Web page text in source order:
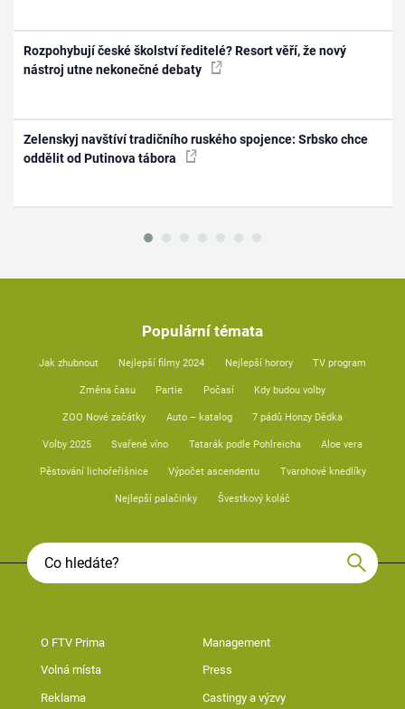
Rozpohybují české školství ředitelé? Resort věří, že nový
nástroj utne nekonečné debaty
Zelenskyj navštíví tradičního ruského spojence: Srbsko chce
oddělit od Putinova tábora
Populární témata
Jak zhubnout Nejlepší filmy 2024 Nejlepší horory TV program
Změna času Partie Počasí Kdy budou volby
ZOO Nové začátky Auto – katalog 7 pádů Honzy Dědka
Volby 2025 Svařené víno Tatarák podle Pohlreicha Aloe vera
Pěstování lichořeřišnice Výpočet ascendentu Tvarohové knedlíky
Nejlepší palačinky Švestkový koláč
O FTV Prima Management
Volná místa Press
Reklama Castingy a výzvy